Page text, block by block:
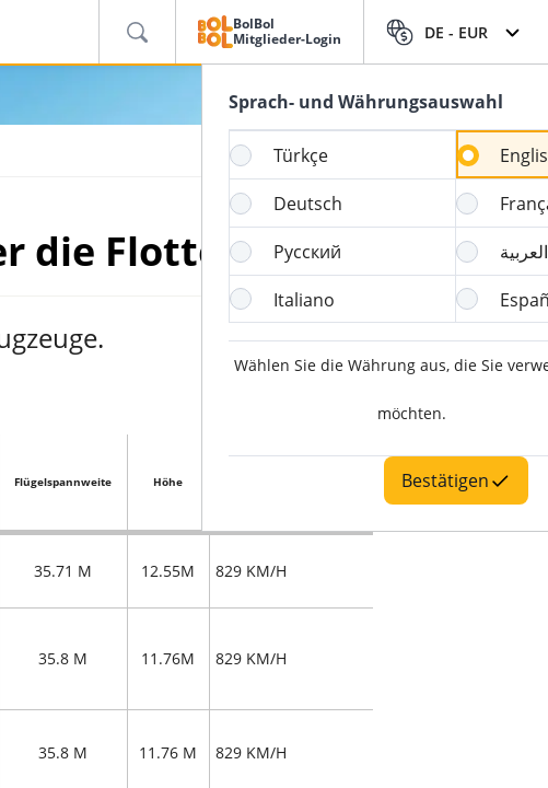
BolBol
Mitglieder-Login
DE - EUR
Sprach- und Währungsauswahl
Türkçe
Deutsch
Русский
العربية
Italiano
Wählen Sie die Währung aus, die Sie
möchten.
Bestätigen
die Flotte
Flügelspannweite Höhe
35.71 M 12.55M 829 KM/H
35.8 M 11.76M 829 KM/H
35.8 M 11.76 M 829 KM/H